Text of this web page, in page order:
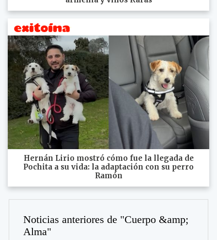
Hernán Lirio mostró cómo fue la llegada de
Pochita a su vida: la adaptación con su perro
Ramón
Noticias anteriores de "Cuerpo &amp;
Alma"